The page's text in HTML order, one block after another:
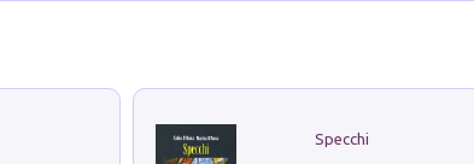
Specchi